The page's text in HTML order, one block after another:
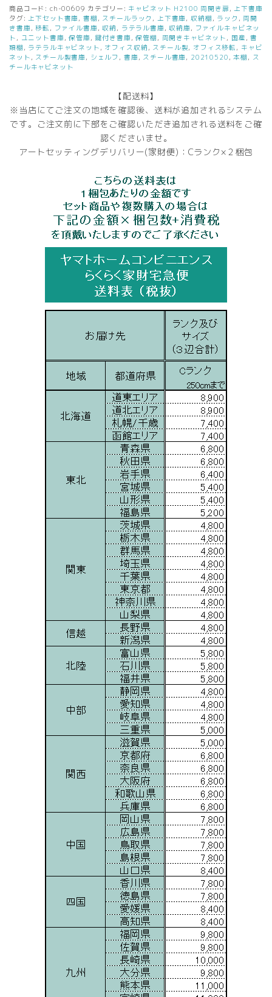
商品コード: ch-00609 カテゴリー: キャビネット H2100 両開き扉 ,上下書庫
タグ:上下セット書庫, 書棚 , スチールラック , 上下書庫, 収納棚 , ラック , 両開
き書庫,移転 , ファイル書庫,収納 , ラテラル書庫,収納庫, ファイルキャビネッ
ト , ユニット書庫,保管庫,鍵付き書庫,保管棚 , 両開きキャビネット , 国産 ,書
類棚 , ラテラルキャビネット , オフィス収納 , スチール製, オフィス移転 , キャビ
ネット , スチール製書庫, シェルフ , 書庫, スチール書庫, 20210520 ,本棚 , ス
チールキャビネット
【配送料】
※当店にてご注文の地域を確認後、送料が追加されるシステム
です。ご注文前に下部をご確認いただき追加される送料をご確
認くださいませ。
アートセッティングデリバリー(家財便)：Cランク×２梱包